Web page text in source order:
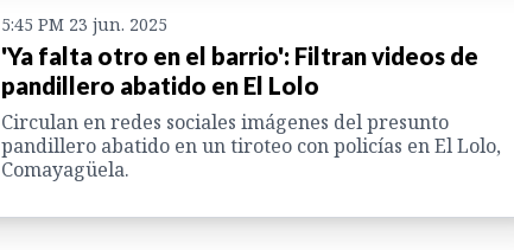
5:45 PM 23 jun. 2025
'Ya falta otro en el barrio': Filtran videos de
pandillero abatido en El Lolo
Circulan en redes sociales imágenes del presunto
pandillero abatido en un tiroteo con policías en El Lolo,
Comayagüela.